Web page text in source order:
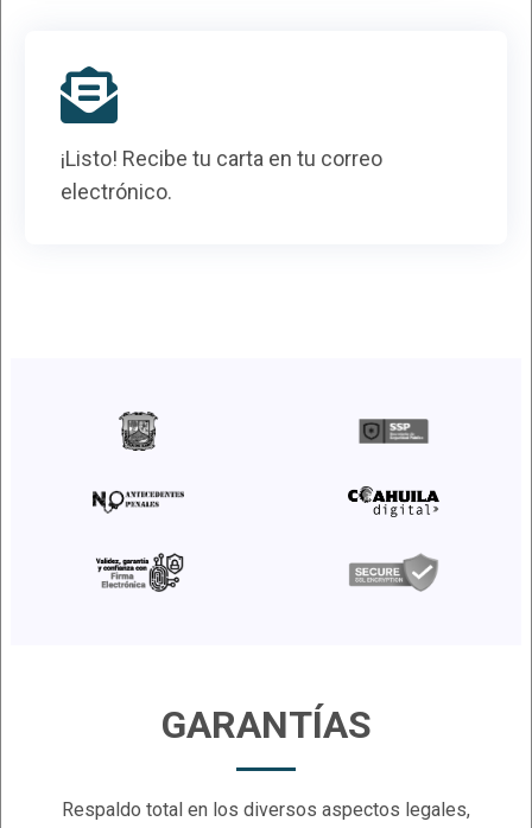
¡Listo! Recibe tu carta en tu correo
electrónico.
GARANTÍAS
Respaldo total en los diversos aspectos legales,